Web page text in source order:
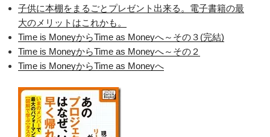
子供に本棚をまるごとプレゼント出来る。電子書籍の最
大のメリットはこれかも。
Time is MoneyからTime as Moneyへ～その３(完結)
Time is MoneyからTime as Moneyへ～その２
Time is MoneyからTime as Moneyへ